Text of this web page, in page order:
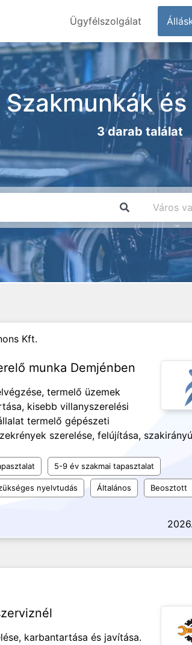
Ügyfélszolgálat
Szakmunkák
3 darab találat
Kft.
munka Demjénben
termelő üzemek
kisebb villanyszerelési
termelő gépészeti
szerelése, felújítása,
5-9 év szakmai tapasztalat
nyelvtudás Általános Beosztott
karbantartása és javítása.